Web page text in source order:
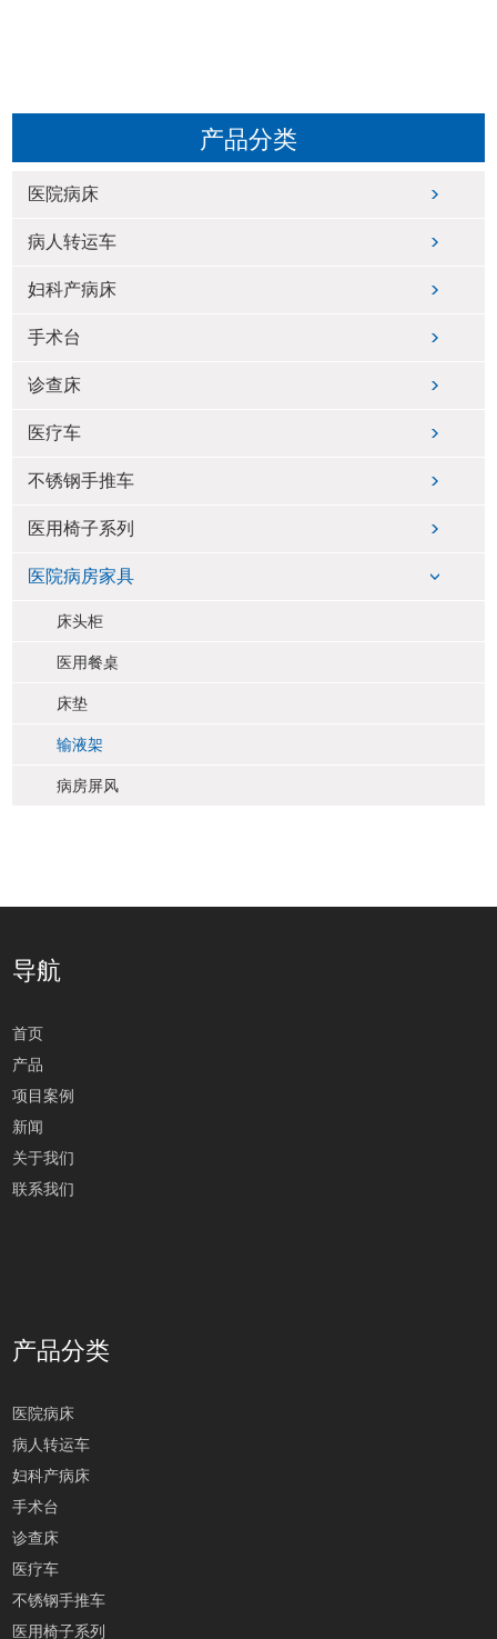
产品分类
医院病床
病人转运车
妇科产病床
手术台
诊查床
医疗车
不锈钢手推车
医用椅子系列
医院病房家具
床头柜
医用餐桌
床垫
输液架
病房屏风
导航
首页
产品
项目案例
新闻
关于我们
联系我们
产品分类
医院病床
病人转运车
妇科产病床
手术台
诊查床
医疗车
不锈钢手推车
医用椅子系列